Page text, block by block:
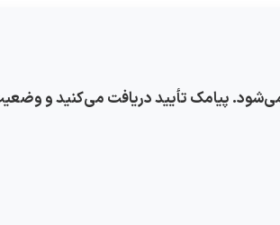
پیامک تأیید دریافت می‌کنید و